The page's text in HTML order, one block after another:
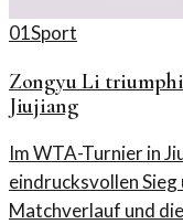
01Sport
Zongyu Li
Jiujiang
Im WTA-Turnier in
eindrucksvollen
Matchverlauf und